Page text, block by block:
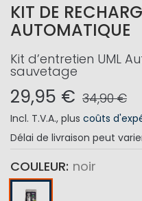
KIT DE
AUTOMATIQUE
Kit d’entretien UML
sauvetage
29,95 € 34,90 €
Incl. T.V.A., plus coûts
Délai de livraison peut
COULEUR noir